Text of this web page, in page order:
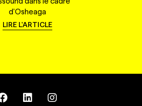
d'Osheaga
LIRE L'ARTICLE